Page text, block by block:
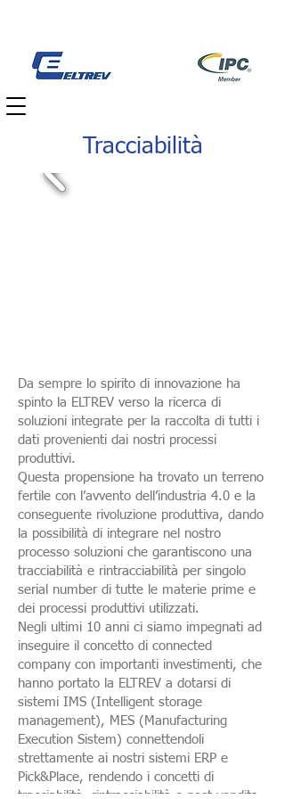
Tracciabilità
Da sempre lo spirito di innovazione ha
spinto la ELTREV verso la ricerca di
soluzioni integrate per la raccolta di tutti i
dati provenienti dai nostri processi
produttivi.
Questa propensione ha trovato un terreno
fertile con l’avvento dell’industria 4.0 e la
conseguente rivoluzione produttiva, dando
la possibilità di integrare nel nostro
processo soluzioni che garantiscono una
tracciabilità e rintracciabilità per singolo
serial number di tutte le materie prime e
dei processi produttivi utilizzati.
Negli ultimi 10 anni ci siamo impegnati ad
inseguire il concetto di connected
company con importanti investimenti, che
hanno portato la ELTREV a dotarsi di
sistemi IMS (Intelligent storage
management), MES (Manufacturing
Execution Sistem) connettendoli
strettamente ai nostri sistemi ERP e
Pick&Place, rendendo i concetti di
tracciabilità, rintracciabilità e post vendita